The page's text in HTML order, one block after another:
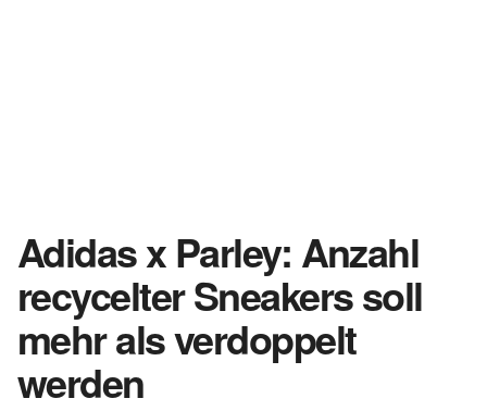
Adidas x Parley: Anzahl
recycelter Sneakers soll
mehr als verdoppelt
werden